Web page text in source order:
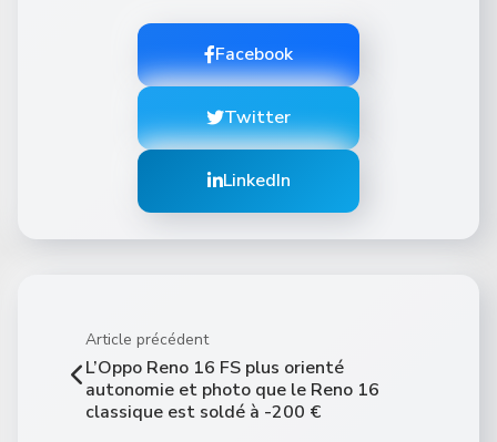
Facebook
Twitter
LinkedIn
Article précédent
L’Oppo Reno 16 FS plus orienté
autonomie et photo que le Reno 16
classique est soldé à -200 €